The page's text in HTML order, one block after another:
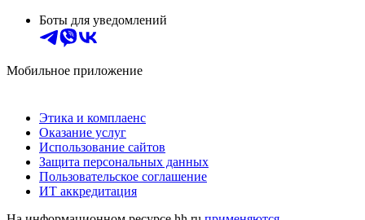
Боты для уведомлений
Мобильное приложение
Этика и комплаенс
Оказание услуг
Использование сайтов
Защита персональных данных
Пользовательское соглашение
ИТ аккредитация